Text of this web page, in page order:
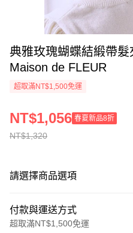
典雅玫瑰蝴蝶結緞帶
Maison de FLEUR
超取滿NT$1,500免運
NT$1,320
NT$1,056 春夏新品8折
請選擇商品選項
付款與運送方式
超取滿NT$1,500免運